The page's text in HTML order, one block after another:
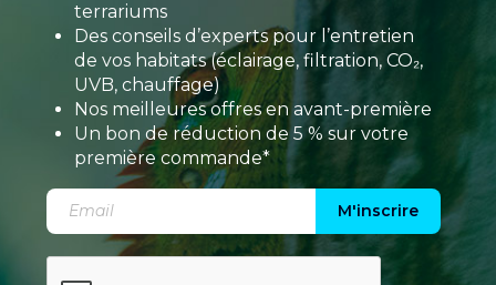
terrariums
Des conseils d’experts pour l’entretien
de vos habitats (éclairage, filtration, CO₂,
UVB, chauffage)
Nos meilleures offres en avant-première
Un bon de réduction de 5 % sur votre
première commande*
M'inscrire